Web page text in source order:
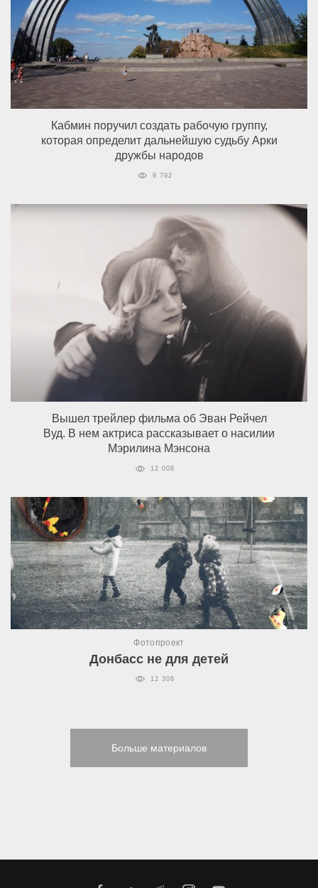
Кабмин поручил создать рабочую группу,
которая определит дальнейшую судьбу Арки
дружбы народов
9 792
Вышел трейлер фильма об Эван Рейчел
Вуд. В нем актриса рассказывает о насилии
Мэрилина Мэнсона
12 008
Фотопроект
Донбасс не для детей
12 308
Больше материалов